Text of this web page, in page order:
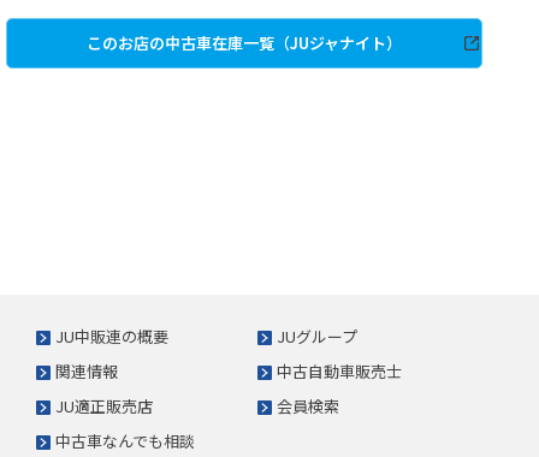
このお店の中古車在庫一覧（JUジャナイト）
JU中販連の概要
JUグループ
関連情報
中古自動車販売士
JU適正販売店
会員検索
中古車なんでも相談